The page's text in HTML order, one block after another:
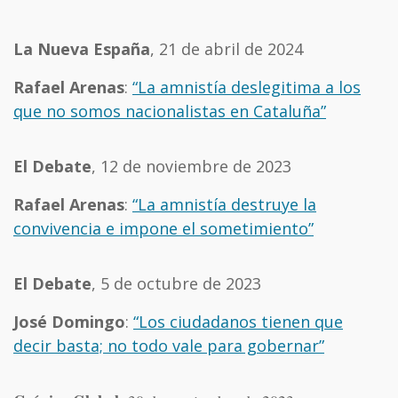
La Nueva España, 21 de abril de 2024
Rafael Arenas: “La amnistía deslegitima a los
que no somos nacionalistas en Cataluña”
El Debate, 12 de noviembre de 2023
Rafael Arenas: “La amnistía destruye la
convivencia e impone el sometimiento”
El Debate, 5 de octubre de 2023
José Domingo: “Los ciudadanos tienen que
decir basta; no todo vale para gobernar”